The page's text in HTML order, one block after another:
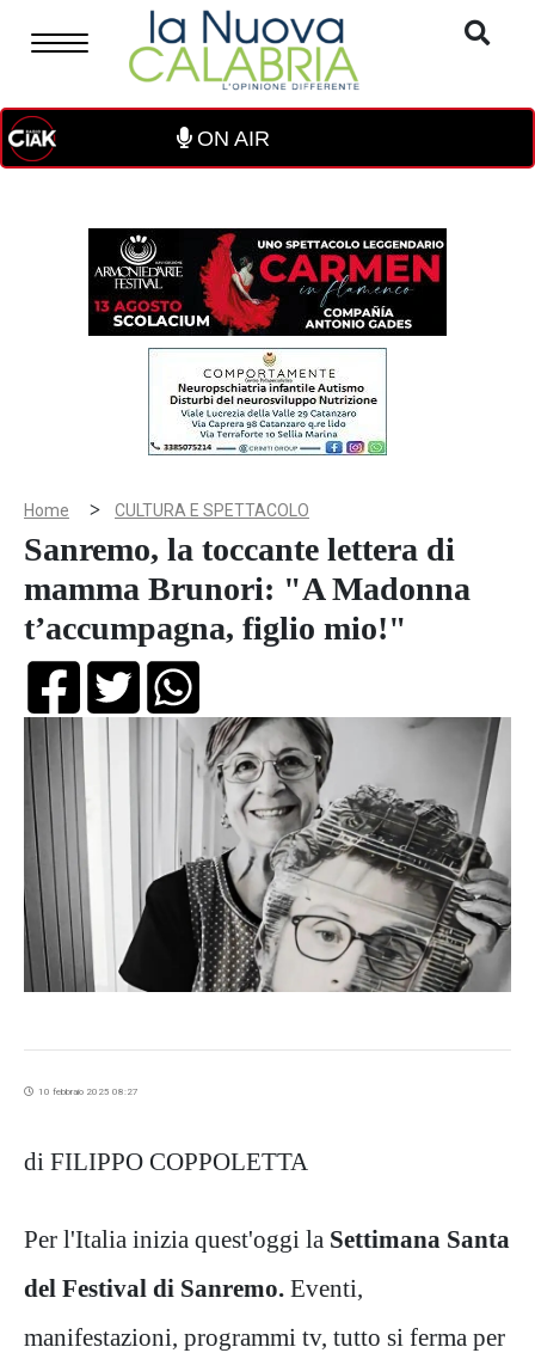
ON AIR
Home > CULTURA E SPETTACOLO
Sanremo, la toccante lettera di
mamma Brunori: "A Madonna
t’accumpagna, figlio mio!"
10 febbraio 2025 08:27
di FILIPPO COPPOLETTA
Per l'Italia inizia quest'oggi la Settimana Santa
del Festival di Sanremo. Eventi,
manifestazioni, programmi tv, tutto si ferma per